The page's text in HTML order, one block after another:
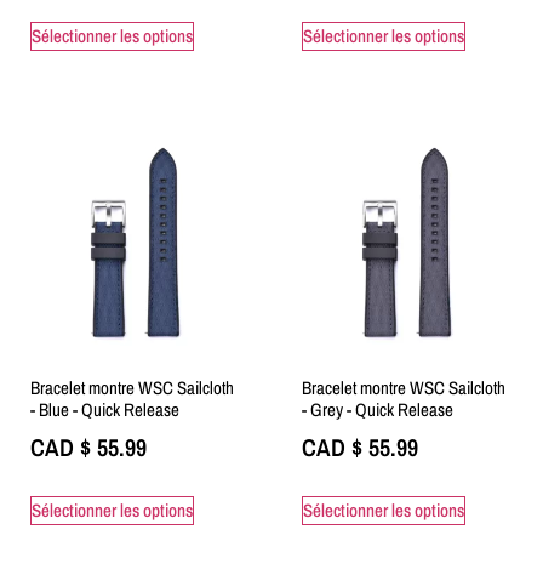
Sélectionner les options Sélectionner les options
Bracelet montre WSC Sailcloth
- Blue - Quick Release
CAD $55.99
Sélectionner les options
Bracelet montre WSC Sailcloth
- Grey - Quick Release
CAD $55.99
Sélectionner les options